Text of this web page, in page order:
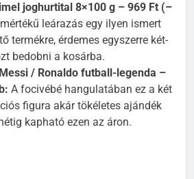
joghurtital 8×100 g – 969 Ft (–
leárazás egy ilyen ismert
termékre, érdemes egyszerre két-
bedobni a kosárba.
/ Ronaldo futball-legenda –
A focivébé hangulatában ez a két
figura akár tökéletes ajándék
kapható ezen az áron.